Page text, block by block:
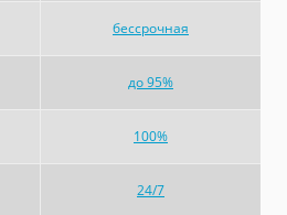
бессрочная
до 95%
100%
24/7